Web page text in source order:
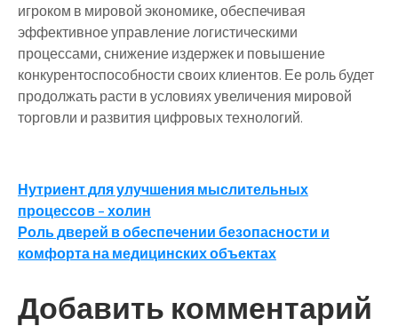
игроком в мировой экономике, обеспечивая
эффективное управление логистическими
процессами, снижение издержек и повышение
конкурентоспособности своих клиентов. Ее роль будет
продолжать расти в условиях увеличения мировой
торговли и развития цифровых технологий.
Навигация
по
записям
Нутриент для улучшения мыслительных
процессов – холин
Роль дверей в обеспечении безопасности и
комфорта на медицинских объектах
Добавить комментарий